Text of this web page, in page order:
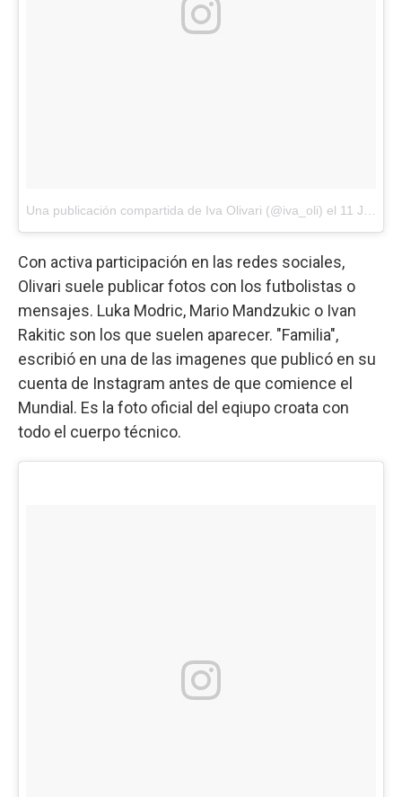
Una publicación compartida de Iva Olivari (@iva_oli) el 11 Jul, 2018 a las 2:31 PDT
Con activa participación en las redes sociales,
Olivari suele publicar fotos con los futbolistas o
mensajes. Luka Modric, Mario Mandzukic o Ivan
Rakitic son los que suelen aparecer. "Familia",
escribió en una de las imagenes que publicó en su
cuenta de Instagram antes de que comience el
Mundial. Es la foto oficial del eqiupo croata con
todo el cuerpo técnico.